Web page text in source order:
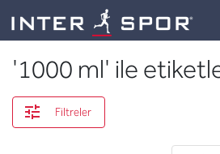
'1000 ml' ile
Filtreler